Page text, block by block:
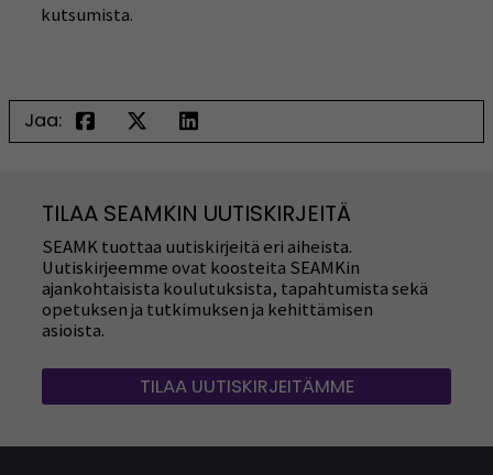
kutsumista.
Jaa:
TILAA SEAMKIN UUTISKIRJEITÄ
SEAMK tuottaa uutiskirjeitä eri aiheista.
Uutiskirjeemme ovat koosteita SEAMKin
ajankohtaisista koulutuksista, tapahtumista sekä
opetuksen ja tutkimuksen ja kehittämisen
asioista.
TILAA UUTISKIRJEITÄMME